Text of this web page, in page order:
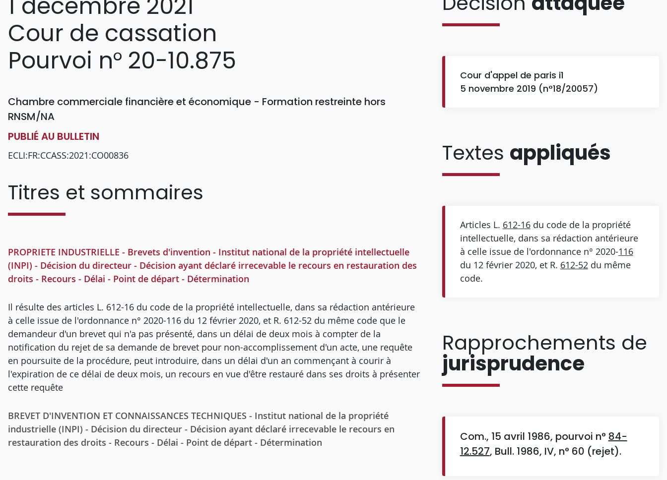
Cour de cassation
Pourvoi n° 20-10.875
Chambre commerciale financière et économique - Formation restreinte hors
RNSM/NA
PUBLIÉ AU BULLETIN
ECLI:FR:CCASS:2021:CO00836
Titres et sommaires
PROPRIETE INDUSTRIELLE - Brevets d'invention - Institut national de la propriété intellectuelle
(INPI) - Décision du directeur - Décision ayant déclaré irrecevable le recours en restauration des
droits - Recours - Délai - Point de départ - Détermination
Il résulte des articles L. 612-16 du code de la propriété intellectuelle, dans sa rédaction antérieure
à celle issue de l'ordonnance n° 2020-116 du 12 février 2020, et R. 612-52 du même code que le
demandeur d'un brevet qui n'a pas présenté, dans un délai de deux mois à compter de la
notification du rejet de sa demande de brevet pour non-accomplissement d'un acte, une requête
en poursuite de la procédure, peut introduire, dans un délai d'un an commençant à courir à
l'expiration de ce délai de deux mois, un recours en vue d'être restauré dans ses droits à présenter
cette requête
BREVET D'INVENTION ET CONNAISSANCES TECHNIQUES - Institut national de la propriété
industrielle (INPI) - Décision du directeur - Décision ayant déclaré irrecevable le recours en
restauration des droits - Recours - Délai - Point de départ - Détermination
Cour d'appel de paris i1
5 novembre 2019 (n°18/20057)
Textes appliqués
Articles L. 612-16du code de la propriété
intellectuelle, dans sa rédaction antérieure
à celle issue de l'ordonnance n° 2020-116
du 12 février 2020, et R. 612-52du même
code.
Rapprochements de
jurisprudence
Com., 15 avril 1986, pourvoi n° 84-
12.527, Bull. 1986, IV, n° 60 (rejet).